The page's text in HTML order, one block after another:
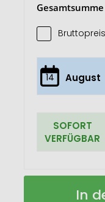
Gesamtsumme
14 August
SOFORT
VERFÜGBAR
Eiskratzer
Auf
In